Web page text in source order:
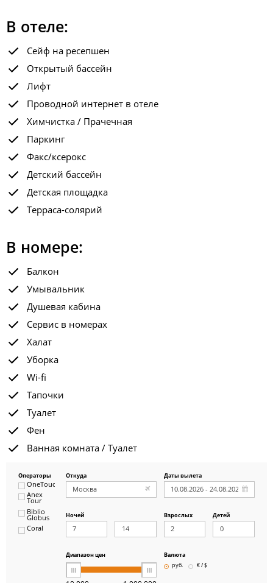
В отеле:
Сейф на ресепшен
Открытый бассейн
Лифт
Проводной интернет в отеле
Химчистка / Прачечная
Паркинг
Факс/ксерокс
Детский бассейн
Детская площадка
Терраса-солярий
В номере:
Балкон
Умывальник
Душевая кабина
Сервис в номерах
Халат
Уборка
Wi-fi
Тапочки
Туалет
Фен
Ванная комната / Туалет
Операторы
OneTouch&Travel
Anex
Tour
Biblio
Globus
Coral
Откуда Даты вылета
Ночей Взрослых Детей
Диапазон цен
Валюта
руб.
€ / $